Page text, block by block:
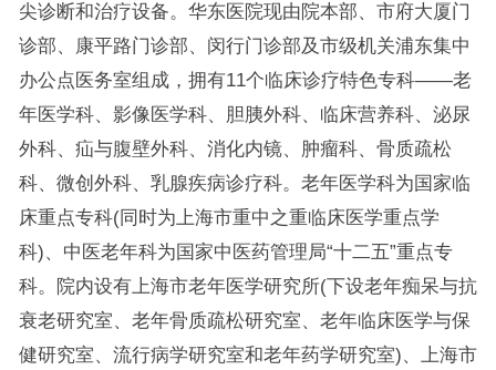
尖诊断和治疗设备。华东医院现由院本部、市府大厦门
诊部、康平路门诊部、闵行门诊部及市级机关浦东集中
办公点医务室组成，拥有11个临床诊疗特色专科——老
年医学科、影像医学科、胆胰外科、临床营养科、泌尿
外科、疝与腹壁外科、消化内镜、肿瘤科、骨质疏松
科、微创外科、乳腺疾病诊疗科。老年医学科为国家临
床重点专科(同时为上海市重中之重临床医学重点学
科)、中医老年科为国家中医药管理局“十二五”重点专
科。院内设有上海市老年医学研究所(下设老年痴呆与抗
衰老研究室、老年骨质疏松研究室、老年临床医学与保
健研究室、流行病学研究室和老年药学研究室)、上海市